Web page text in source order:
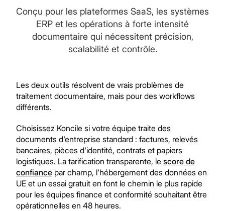
Conçu pour les plateformes SaaS, les systèmes
ERP et les opérations à forte intensité
documentaire qui nécessitent précision,
scalabilité et contrôle.
Les deux outils résolvent de vrais problèmes de
traitement documentaire, mais pour des workflows
différents.
Choisissez Koncile si votre équipe traite des
documents d'entreprise standard : factures, relevés
bancaires, pièces d'identité, contrats et papiers
logistiques. La tarification transparente, le score de
confiance par champ, l'hébergement des données en
UE et un essai gratuit en font le chemin le plus rapide
pour les équipes finance et conformité souhaitant être
opérationnelles en 48 heures.